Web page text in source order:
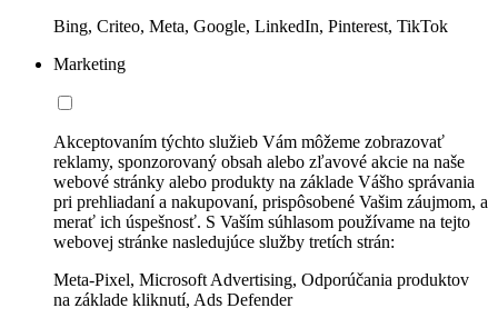
Bing, Criteo, Meta, Google, LinkedIn, Pinterest, TikTok
Marketing
Akceptovaním týchto služieb Vám môžeme zobrazovať
reklamy, sponzorovaný obsah alebo zľavové akcie na naše
webové stránky alebo produkty na základe Vášho správania
pri prehliadaní a nakupovaní, prispôsobené Vašim záujmom, a
merať ich úspešnosť. S Vaším súhlasom používame na tejto
webovej stránke nasledujúce služby tretích strán:
Meta-Pixel, Microsoft Advertising, Odporúčania produktov
na základe kliknutí, Ads Defender